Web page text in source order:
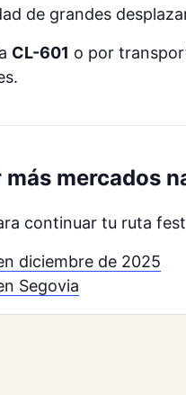
de grandes
CL-601 o por
mercados
continuar tu ruta
diciembre de 2025
Segovia